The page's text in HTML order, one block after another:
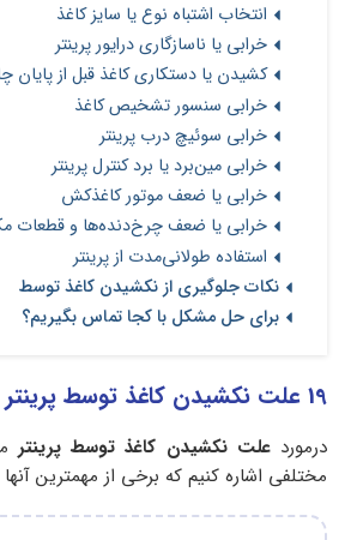
انتخاب اشتباه نوع یا سایز کاغذ
خرابی یا ناسازگاری درایور پرینتر
کشیدن یا دستکاری کاغذ قبل از پایان
خرابی سنسور تشخیص کاغذ
خرابی سوئیچ درب پرینتر
خرابی مین‌برد یا برد کنترل پرینتر
خرابی یا ضعف موتور کاغذکش
خرابی یا ضعف چرخ‌دنده‌ها و قطعات
استفاده طولانی‌مدت از پرینتر
نکات جلوگیری از نکشیدن کاغذ توسط
برای حل مشکل با کجا تماس بگیریم؟
19 علت‌ نکشیدن کاغذ توسط پرینتر + راه‌حل
درموردعلت نکشیدن کاغذ توسط پرینتر
مختلفی اشاره کنیم که برخی از مهمترین آنها